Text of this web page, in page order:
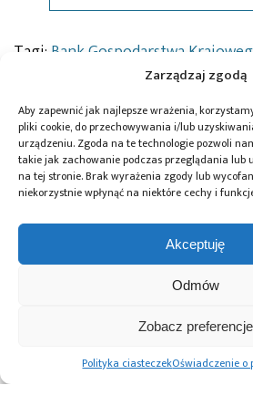
Zarządzaj zgodą
Aby zapewnić jak najlepsze wrażenia,
pliki cookie, do przechowywania i/lub
urządzeniu. Zgoda na te technologie pozwoli
takie jak zachowanie podczas przeglądania
na tej stronie. Brak wyrażenia zgody lub
niekorzystnie wpłynąć na niektóre cechy i
Akceptuję
Odmów
Zobacz preferencje
Polityka ciasteczekOświadczenie
Tagi: Bank Gospodarstwa
cyberbezpieczeństwo,cyfryzacja,
Energetyka,energia,
infrastruktura,inwestycja,
Planu Odbudowy i Zwiększania
Magdalena Kamińska,Marta
Świerzyński,sieć energetyczna,
transformacja cyfrowa,
Przeczytaj również:
Energa Operator Rosnące